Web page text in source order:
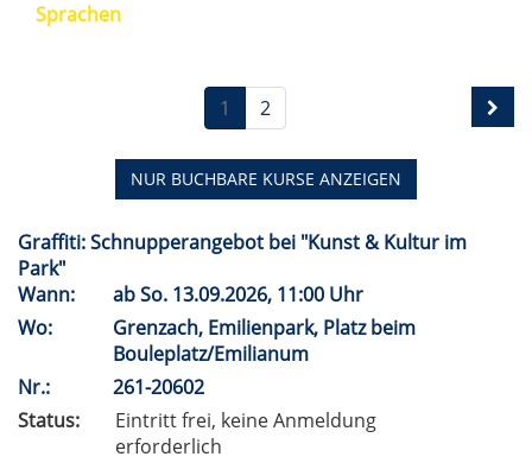
Sprachen
1 2
NUR BUCHBARE KURSE ANZEIGEN
Graffiti: Schnupperangebot bei "Kunst & Kultur im
Park"
Wann:
abSo. 13.09.2026, 11:00 Uhr
Wo:
Grenzach, Emilienpark, Platz beim
Bouleplatz/Emilianum
Nr.:
261-20602
Status:
Eintritt frei, keine Anmeldung
erforderlich